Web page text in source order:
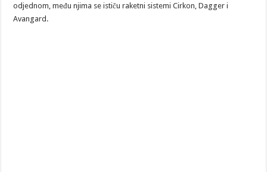
odjednom, među njima se ističu raketni sistemi Cirkon, Dagger i
Avangard.